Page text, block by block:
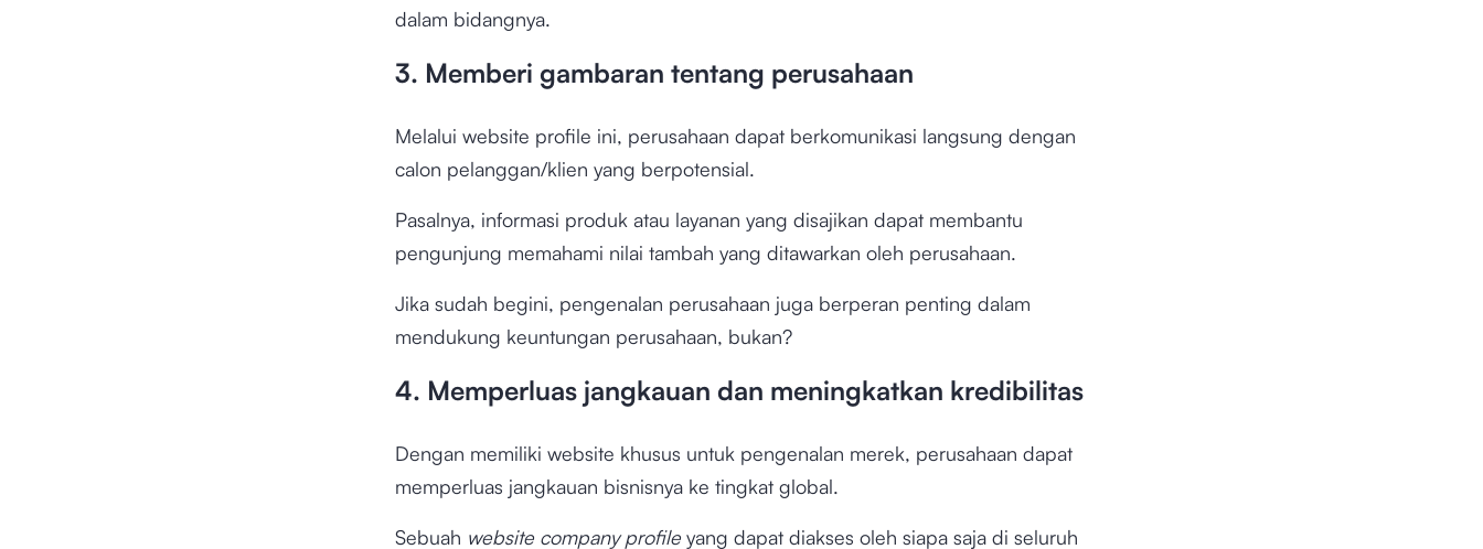
dalam bidangnya.
3. Memberi gambaran tentang perusahaan
Melalui website profile ini, perusahaan dapat berkomunikasi langsung dengan
calon pelanggan/klien yang berpotensial.
Pasalnya, informasi produk atau layanan yang disajikan dapat membantu
pengunjung memahami nilai tambah yang ditawarkan oleh perusahaan.
Jika sudah begini, pengenalan perusahaan juga berperan penting dalam
mendukung keuntungan perusahaan, bukan?
4. Memperluas jangkauan dan meningkatkan kredibilitas
Dengan memiliki website khusus untuk pengenalan merek, perusahaan dapat
memperluas jangkauan bisnisnya ke tingkat global.
Sebuah website company profileyang dapat diakses oleh siapa saja di seluruh